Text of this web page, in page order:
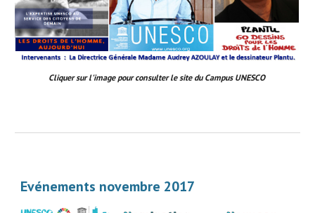
Cliquer sur l'image pour consulter le site du Campus UNESCO
Evénements novembre 2017